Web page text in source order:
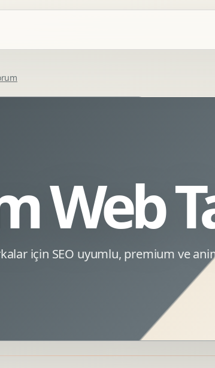
Tasarimi
Optimizasyonu
Kurumsal Dokuman Tasarimi
Ofis Ici Gorsel Kimlik
Kurumsal Katalog Tasarimi
Tasarimi Sosyal Medya Kreatif Tasarimi
Reels Kapak Tasarimi
Topluluk Yonetimi
Web
için SEO uyumlu, premium ve